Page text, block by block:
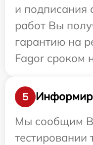
и подписания
работ Вы
гарантию на
Fagor сроком
5
Мы сообщим
тестировании